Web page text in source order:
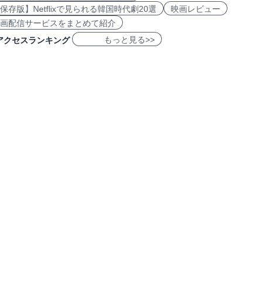
保存版】Netflixで見られる韓国時代劇20選
映画レビュー
配信サービスをまとめて紹介
クセスランキング
もっと見る>>